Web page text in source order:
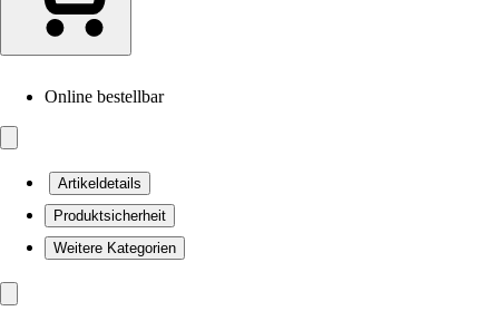
Online bestellbar
Artikeldetails
Produktsicherheit
Weitere Kategorien